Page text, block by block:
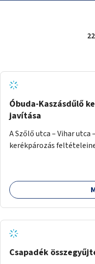
22
Óbuda-Kaszásdűlő
javítása
A Szőlő utca – Vihar
kerékpározás
Csapadék